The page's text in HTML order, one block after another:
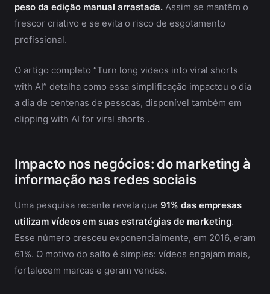
peso da edição manual arrastada. Assim se mantêm o
frescor criativo e se evita o risco de esgotamento
profissional.
O artigo completo “Turn long videos into viral shorts
with AI” detalha como essa simplificação impactou o dia
a dia de centenas de pessoas, disponível também em
clipping with AI for viral shorts .
Impacto nos negócios: do marketing à
informação nas redes sociais
Uma pesquisa recente revela que 91% das empresas
utilizam vídeos em suas estratégias de marketing.
Esse número cresceu exponencialmente, em 2016, eram
61%. O motivo do salto é simples: vídeos engajam mais,
fortalecem marcas e geram vendas.